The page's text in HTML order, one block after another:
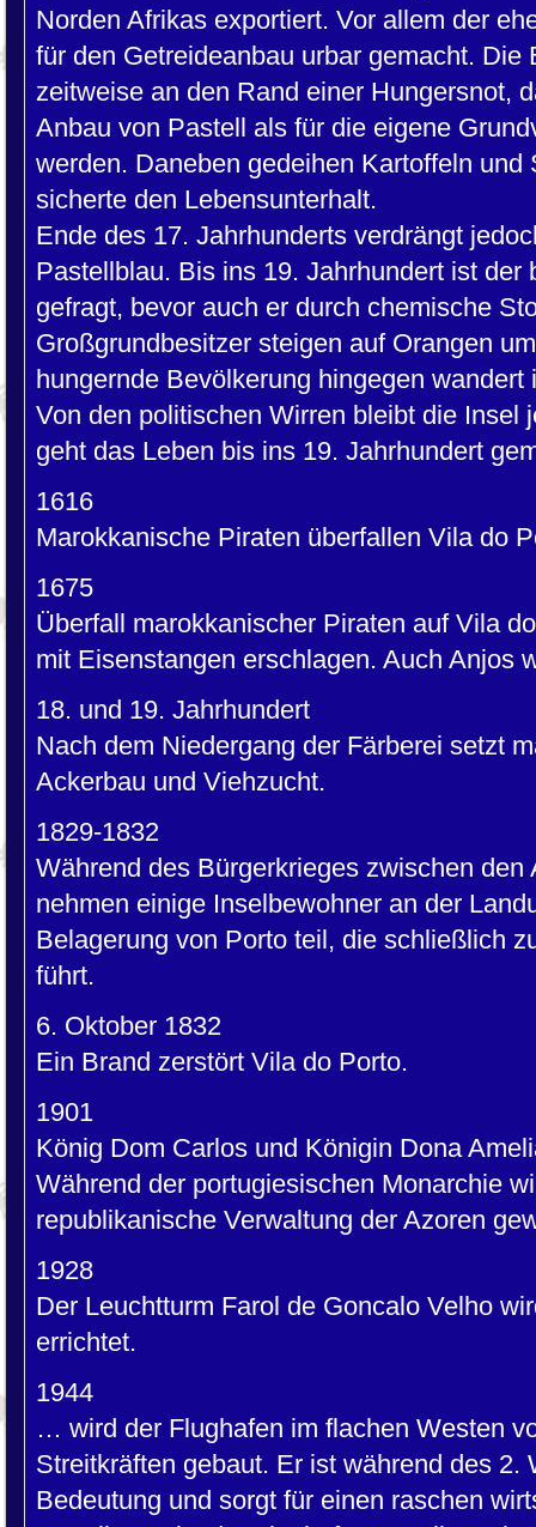
Norden Afrikas exportiert. Vor allem der
für den Getreideanbau urbar gemacht. Die
zeitweise an den Rand einer Hungersnot,
Anbau von Pastell als für die eigene
werden. Daneben gedeihen Kartoffeln
sicherte den Lebensunterhalt.
Ende des 17. Jahrhunderts verdrängt
Pastellblau. Bis ins 19. Jahrhundert ist der
gefragt, bevor auch er durch chemische
Großgrundbesitzer steigen auf Orangen
hungernde Bevölkerung hingegen wandert
Von den politischen Wirren bleibt die Insel
geht das Leben bis ins 19. Jahrhundert
1616
Marokkanische Piraten überfallen Vila do
1675
Überfall marokkanischer Piraten auf Vila
mit Eisenstangen erschlagen. Auch Anjos
18. und 19. Jahrhundert
Nach dem Niedergang der Färberei setzt
Ackerbau und Viehzucht.
1829-1832
Während des Bürgerkrieges zwischen
nehmen einige Inselbewohner an der
Belagerung von Porto teil, die schließlich
führt.
6. Oktober 1832
Ein Brand zerstört Vila do Porto.
1901
König Dom Carlos und Königin Dona
Während der portugiesischen Monarchie
republikanische Verwaltung der Azoren
1928
Der Leuchtturm Farol de Goncalo Velho
errichtet.
1944
… wird der Flughafen im flachen Westen
Streitkräften gebaut. Er ist während des 2.
Bedeutung und sorgt für einen raschen